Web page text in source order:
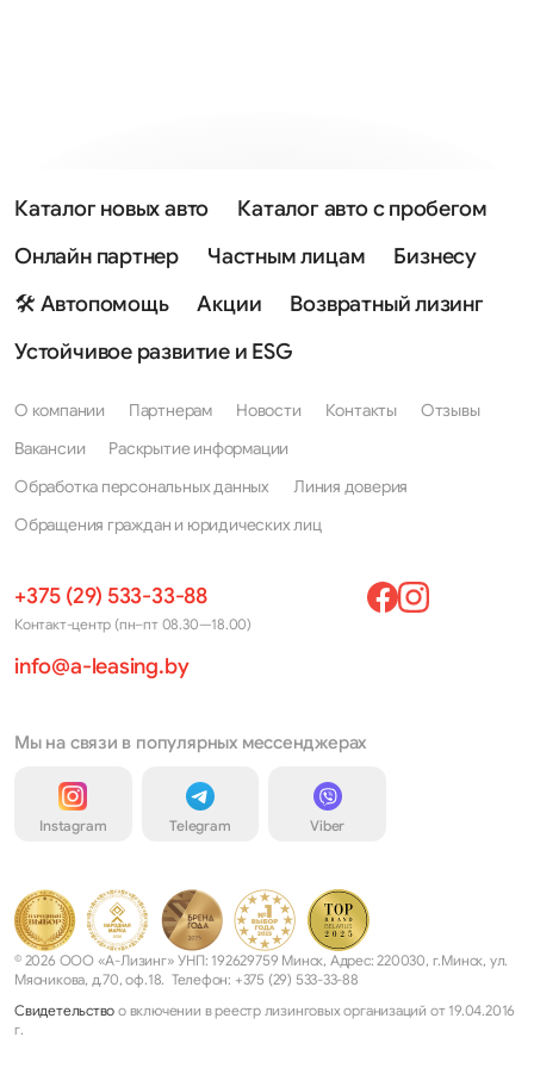
Каталог новых авто
Каталог авто с пробегом
Онлайн партнер
Частным лицам
Бизнесу
🛠 Автопомощь
Акции
Возвратный лизинг
Устойчивое развитие и ESG
О компании Партнерам Новости Контакты
Отзывы
Вакансии
Раскрытие информации
Обработка персональных данных
Линия доверия
Обращения граждан и юридических лиц
+375 (29) 533-33-88
Контакт-центр (пн–пт 08.30—18.00)
info@a-leasing.by
Мы на связи в популярных мессенджерах
Instagram Telegram Viber
© 2026 ООО «А-Лизинг» УНП: 192629759 Минск, Адрес: 220030, г.Минск, ул.
Мясникова, д.70, оф.18. Телефон: +375 (29) 533-33-88
Свидетельство о включении в реестр лизинговых организаций от 19.04.2016
г.